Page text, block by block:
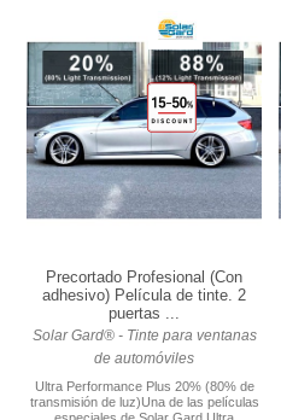
Precortado Profesional (Con
adhesivo) Película de tinte. 2
puertas ...
Solar Gard® - Tinte para ventanas
de automóviles
Ultra Performance Plus 20% (80% de
transmisión de luz)Una de las películas